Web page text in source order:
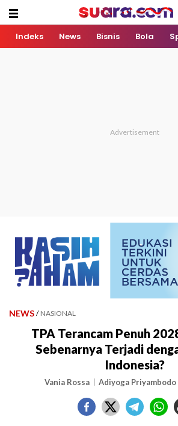
Indeks News Bisnis Bola
NEWS / NASIONAL
TPA Terancam Penuh
Sebenarnya Terjadi
Indonesia?
Vania Rossa Adiyoga Priyambodo